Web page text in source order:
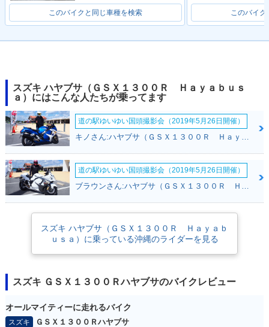
2017年 隼（HAYAB
USA）
2017年 HAYABUSA
2016年 隼（HAYAB
USA）・カラーチェ
ンジ
USA）・カラーチェ
このバイクと同じ車種を検索 このバイ
スズキ ハヤブサ（ＧＳＸ１３００Ｒ Ｈａｙａｂｕｓ
ａ）にはこんな人たちが乗ってます
道の駅ゆいゆい国頭撮影会（2019年5月26日開催）
キノさん:ハヤブサ（ＧＳＸ１３００Ｒ Ｈａｙａｂｕｓａ）(スズキ)
道の駅ゆいゆい国頭撮影会（2019年5月26日開催）
ブラウンさん:ハヤブサ（ＧＳＸ１３００Ｒ Ｈａｙａｂｕｓａ）(スズキ)
スズキ ハヤブサ（ＧＳＸ１３００Ｒ Ｈａｙａｂ
ｕｓａ）に乗っている沖縄のライダーを見る
スズキ ＧＳＸ１３００Ｒハヤブサのバイクレビュー
オールマイティーに走れるバイク
スズキ
ＧＳＸ１３００Ｒハヤブサ